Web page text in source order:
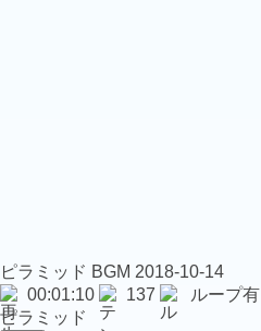
ピラミッド BGM 2018-10-14
00:01:10
137
ループ有
ピラミッド